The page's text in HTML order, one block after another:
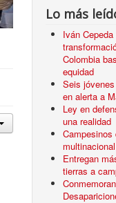
Lo más
Iván
Colombia
equidad
Seis
en alerta a
Ley en
una realidad
Campesinos
Entregan
tierras a